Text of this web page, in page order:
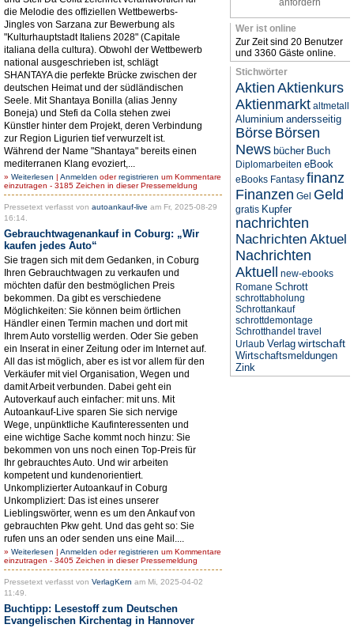
die Melodie des offiziellen Wettbewerbs-
Jingles von Sarzana zur Bewerbung als
"Kulturhauptstadt Italiens 2028" (Capitale
italiana della cultura). Obwohl der Wettbewerb
national ausgeschrieben ist, schlägt
SHANTAYA die perfekte Brücke zwischen der
deutschen Heimat und der südländischen
Seele. Mit Shantaya Bonilla (alias Jenny
Boneja) und Stefi da Colla stehen zwei
Künstler hinter dem Projekt, deren Verbindung
zur Region Ligurien tief verwurzelt ist.
Während der Name "Shantaya" bereits einen
mediterranen Klang evoziert,...
» Weiterlesen | Anmelden oderregistrieren um Kommentare
einzutragen - 3185 Zeichen in dieser Pressemeldung
Pressetext verfasst von autoankauf-live am Fr, 2025-08-29
16:14.
Gebrauchtwagenankauf in Coburg: „Wir
kaufen jedes Auto“
Sie tragen sich mit dem Gedanken, in Coburg
Ihren Gebrauchtwagen zu verkaufen und
möchten dafür den bestmöglichen Preis
bekommen. Da gibt es verschiedene
Möglichkeiten: Sie können beim örtlichen
Händler einen Termin machen und dort mit
Ihrem Auto vorstellig werden. Oder Sie geben
ein Inserat in einer Zeitung oder im Internet auf.
All das ist möglich, aber es ist vor allem für den
Verkäufer mit viel Organisation, Wegen und
damit Arbeit verbunden. Dabei geht ein
Autoverkauf auch einfacher: mit uns. Mit
Autoankauf-Live sparen Sie sich nervige
Wege, unpünktliche Kaufinteressenten und
eine wichtige Sache kommt noch hinzu: Sie
bekommen von uns noch einen Top-Preis für
Ihr gebrauchtes Auto. Und wir arbeiten
kompetent und kundenorientiert.
Unkomplizierter Autoankauf in Coburg
Unkompliziert: Das ist eines unserer
Lieblingswörter, wenn es um den Ankauf von
gebrauchten Pkw geht. Und das geht so: Sie
rufen uns an oder senden uns eine Mail....
» Weiterlesen | Anmelden oderregistrieren um Kommentare
einzutragen - 3405 Zeichen in dieser Pressemeldung
Pressetext verfasst von VerlagKern am Mi, 2025-04-02
11:49.
Buchtipp: Lesestoff zum Deutschen
Evangelischen Kirchentag in Hannover
anfordern
Wer ist online
Zur Zeit sind 20 Benutzer
und 3360 Gäste online.
Stichwörter
Aktien Aktienkurs
Aktienmarkt altmetall
Aluminium andersseitig
Börse Börsen
News bücher Buch
Diplomarbeiten eBook
eBooks Fantasy finanz
Finanzen Gel Geld
gratis Kupfer
nachrichten
Nachrichten Aktuel
Nachrichten
Aktuell
new-ebooks
Romane Schrott
schrottabholung
Schrottankauf
schrottdemontage
Schrotthandel travel
Urlaub Verlag wirtschaft
Wirtschaftsmeldungen
Zink